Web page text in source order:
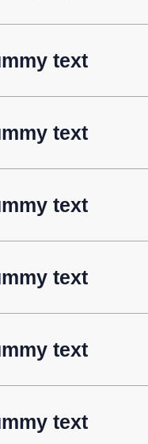
text
text
text
text
text
text